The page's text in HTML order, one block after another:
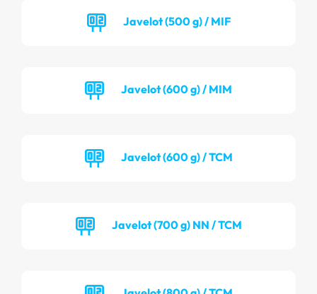
Javelot (500 g) / MIF
Javelot (600 g) / MIM
Javelot (600 g) / TCM
Javelot (700 g) NN / TCM